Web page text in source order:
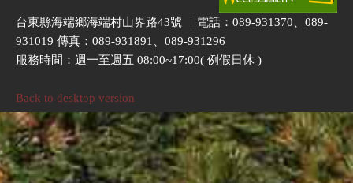
台東縣海端鄉海端村山界路43號 ｜電話：089-931370、089-
931019 傳真：089-931891、089-931296
服務時間：週一至週五 08:00~17:00( 例假日休 )
Back to desktop version